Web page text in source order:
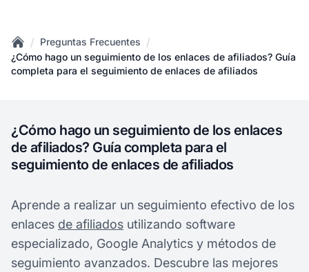
Home
/ Preguntas Frecuentes /
¿Cómo hago un seguimiento de los enlaces de afiliados? Guía
completa para el seguimiento de enlaces de afiliados
¿Cómo hago un seguimiento de los enlaces
de afiliados? Guía completa para el
seguimiento de enlaces de afiliados
Aprende a realizar un seguimiento efectivo de los
enlaces de afiliados utilizando software
especializado, Google Analytics y métodos de
seguimiento avanzados. Descubre las mejores